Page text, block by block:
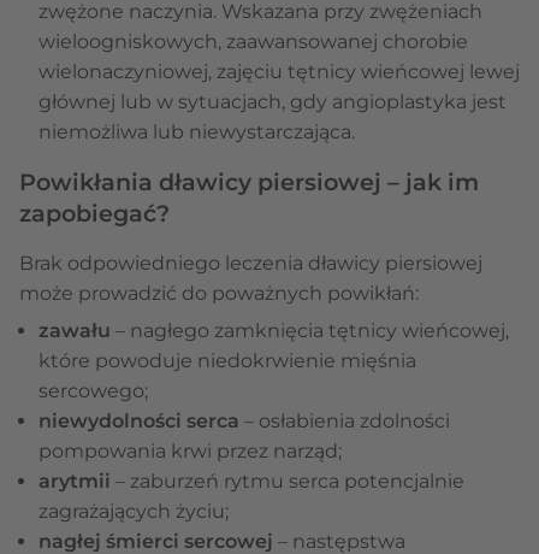
zwężone naczynia. Wskazana przy zwężeniach
wieloogniskowych, zaawansowanej chorobie
wielonaczyniowej, zajęciu tętnicy wieńcowej lewej
głównej lub w sytuacjach, gdy angioplastyka jest
niemożliwa lub niewystarczająca.
Powikłania dławicy piersiowej – jak im
zapobiegać?
Brak odpowiedniego leczenia dławicy piersiowej
może prowadzić do poważnych powikłań:
zawału – nagłego zamknięcia tętnicy wieńcowej,
które powoduje niedokrwienie mięśnia
sercowego;
niewydolności serca – osłabienia zdolności
pompowania krwi przez narząd;
arytmii – zaburzeń rytmu serca potencjalnie
zagrażających życiu;
nagłej śmierci sercowej – następstwa